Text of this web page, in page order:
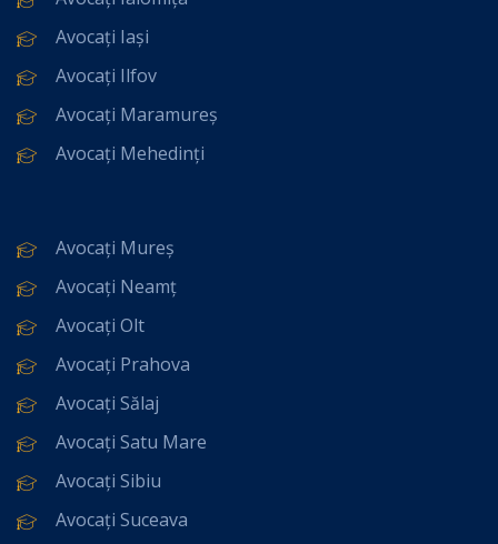
Avocați Iași
Avocați Ilfov
Avocați Maramureș
Avocați Mehedinți
Avocați Mureș
Avocați Neamț
Avocați Olt
Avocați Prahova
Avocați Sălaj
Avocați Satu Mare
Avocați Sibiu
Avocați Suceava